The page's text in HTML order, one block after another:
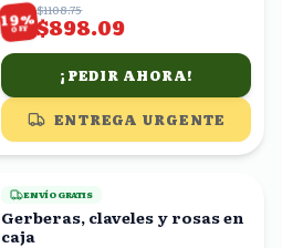
19%
OFF
$1108.75
$898.09
¡PEDIR AHORA!
ENTREGA URGENTE
ENVÍO GRATIS
Gerberas, claveles y rosas en
caja